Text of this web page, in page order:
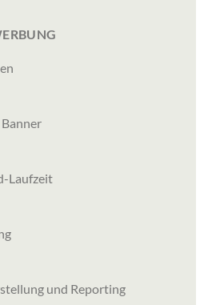
Banner
Laufzeit
und Reporting